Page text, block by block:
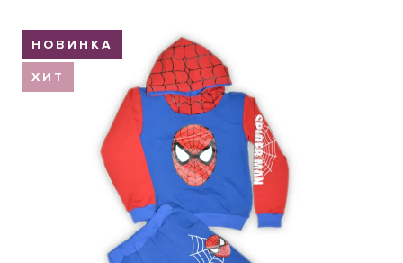
Обмен и возврат
Оптовикам
Контакты
Пн-Пт: с 8.00 до 17.00
(097) 779 44 39
Виктория
(097) 779 44 39
sofiyatextil@gmail.com
г. Горишние Плавни, ул. Строна 3, 2 этаж, София Текстиль
НОВИНКА
ХИТ